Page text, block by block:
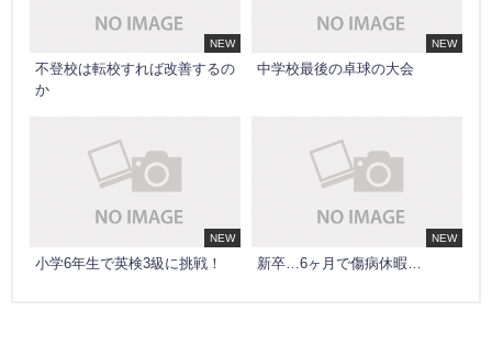
NEW
不登校は転校すれば改善するの
か
NEW
中学校最後の卓球の大会
NEW
小学6年生で英検3級に挑戦！
NEW
新卒…6ヶ月で傷病休暇…